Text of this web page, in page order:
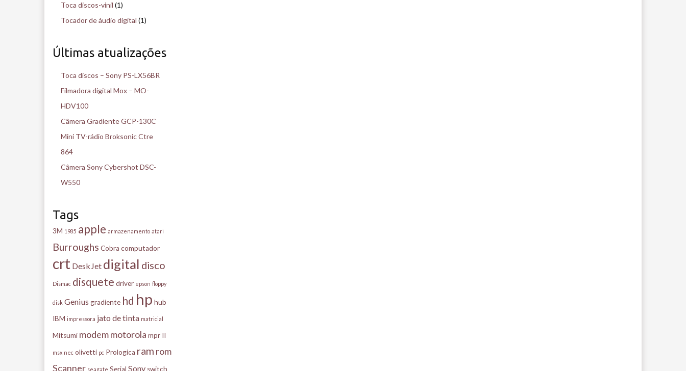
Toca discos-vinil (1)
Tocador de áudio digital (1)
Últimas atualizações
Toca discos – Sony PS-LX56BR
Filmadora digital Mox – MO-
HDV100
Câmera Gradiente GCP-130C
Mini TV-rádio Broksonic Ctre
864
Câmera Sony Cybershot DSC-
W550
Tags
3M 1985 apple armazenamento atari
Burroughs Cobra computador
crt DeskJet digital disco
Dismac disquete driver epson floppy
disk Genius gradiente hd hp hub
IBM impressora jato de tinta matricial
Mitsumi modemmotorola mpr II
msx nec olivetti pc Prologica ram rom
Scanner seagate Serial Sony switch